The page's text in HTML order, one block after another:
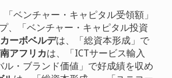
「ベンチャー・キャピタル受領額」
、「ベンチャー・キャピタル投資
カーボベルデは、「総資本形成」で
南アフリカは、「ICTサービス輸入
ル・ブランド価値」で好成績を収め